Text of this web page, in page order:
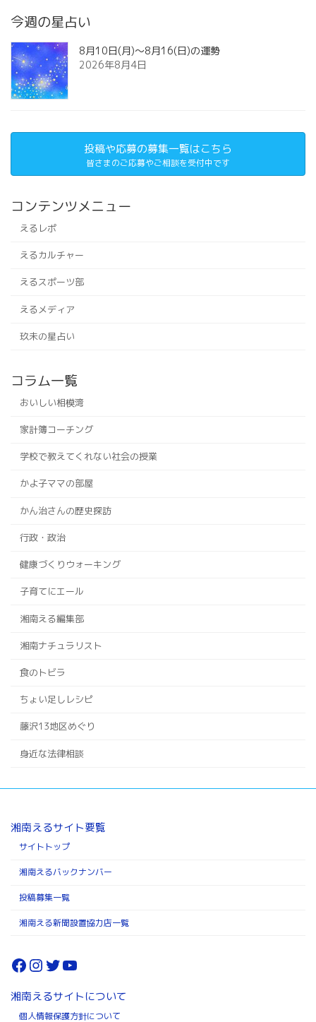
今週の星占い
8月10日(月)～8月16(日)の運勢
2026年8月4日
投稿や応募の募集一覧はこちら
皆さまのご応募やご相談を受付中です
コンテンツメニュー
えるレポ
えるカルチャー
えるスポーツ部
えるメディア
玖未の星占い
コラム一覧
おいしい相模湾
家計簿コーチング
学校で教えてくれない社会の授業
かよ子ママの部屋
かん治さんの歴史探訪
行政・政治
健康づくりウォーキング
子育てにエール
湘南える編集部
湘南ナチュラリスト
食のトビラ
ちょい足しレシピ
藤沢13地区めぐり
身近な法律相談
湘南えるサイト要覧
サイトトップ
湘南えるバックナンバー
投稿募集一覧
湘南える新聞設置協力店一覧
Facebook
Instagram
Twitter
YouTube
湘南えるサイトについて
個人情報保護方針について